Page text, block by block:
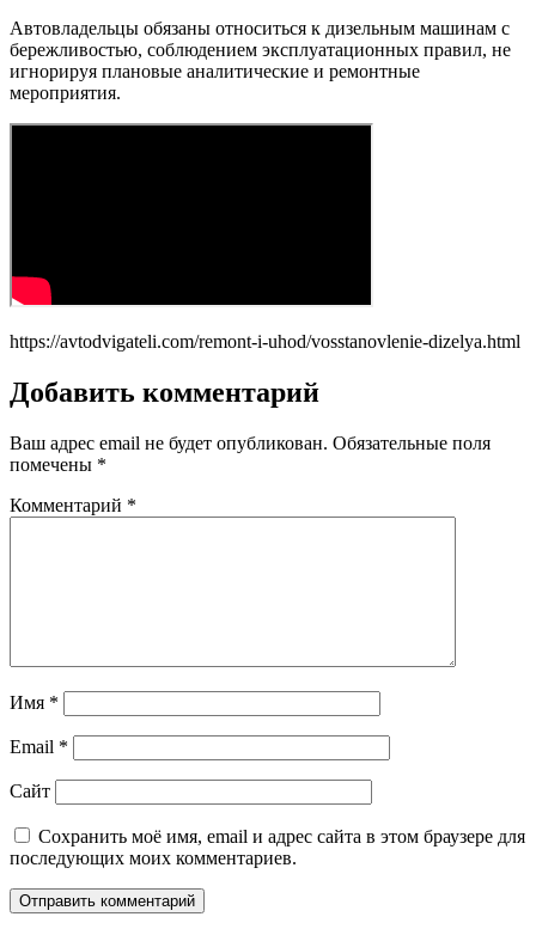
Автовладельцы обязаны относиться к дизельным машинам с
бережливостью, соблюдением эксплуатационных правил, не
игнорируя плановые аналитические и ремонтные
мероприятия.
https://avtodvigateli.com/remont-i-uhod/vosstanovlenie-dizelya.html
Добавить комментарий
Ваш адрес email не будет опубликован. Обязательные поля
помечены *
Комментарий *
Имя *
Email *
Сайт
Сохранить моё имя, email и адрес сайта в этом браузере для
последующих моих комментариев.